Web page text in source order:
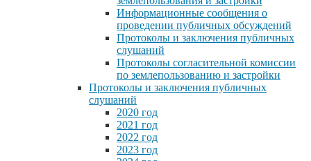
Информационные сообщения о
проведении публичных обсуждений
Протоколы и заключения публичных
слушаний
Протоколы согласительной комиссии
по землепользованию и застройки
Протоколы и заключения публичных
слушаний
2020 год
2021 год
2022 год
2023 год